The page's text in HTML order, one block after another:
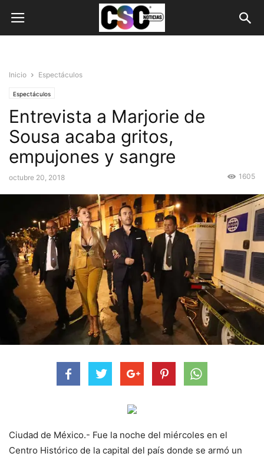
Inicio Espectáculos
Espectáculos
Entrevista a Marjorie de
Sousa acaba gritos,
empujones y sangre
octubre 20, 2018 1605
Ciudad de México.- Fue la noche del miércoles en el
Centro Histórico de la capital del país donde se armó un